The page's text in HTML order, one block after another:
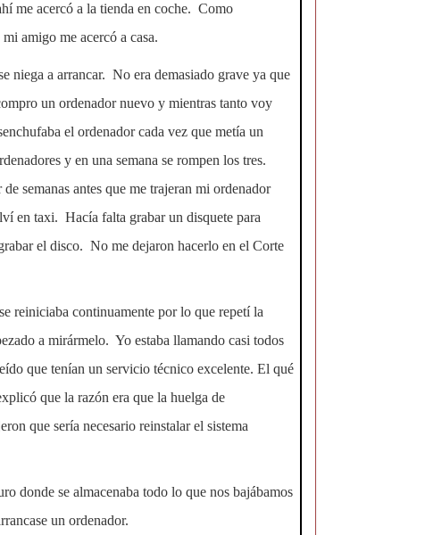
me acercó a la tienda en coche. Como
amigo me acercó a casa.
niega a arrancar. No era demasiado grave ya que
un ordenador nuevo y mientras tanto voy
el ordenador cada vez que metía un
y en una semana se rompen los tres.
semanas antes que me trajeran mi ordenador
en taxi. Hacía falta grabar un disquete para
el disco. No me dejaron hacerlo en el Corte
reiniciaba continuamente por lo que repetí la
a mirármelo. Yo estaba llamando casi todos
que tenían un servicio técnico excelente. El qué
que la razón era que la huelga de
que sería necesario reinstalar el sistema
donde se almacenaba todo lo que nos bajábamos
un ordenador.